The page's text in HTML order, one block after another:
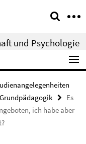
und Psychologie
Grundpädagogik
Es
ich habe aber